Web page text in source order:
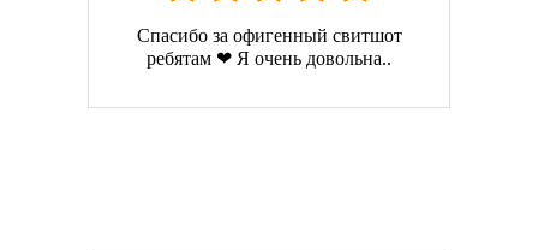
Спасибо за офигенный свитшот
ребятам ❤ Я очень довольна..